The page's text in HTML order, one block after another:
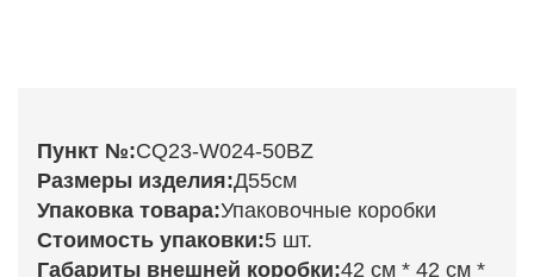
Пункт №:CQ23-W024-50BZ
Размеры изделия:Д55см
Упаковка товара:Упаковочные коробки
Стоимость упаковки:5 шт.
Габариты внешней коробки:42 см * 42 см *